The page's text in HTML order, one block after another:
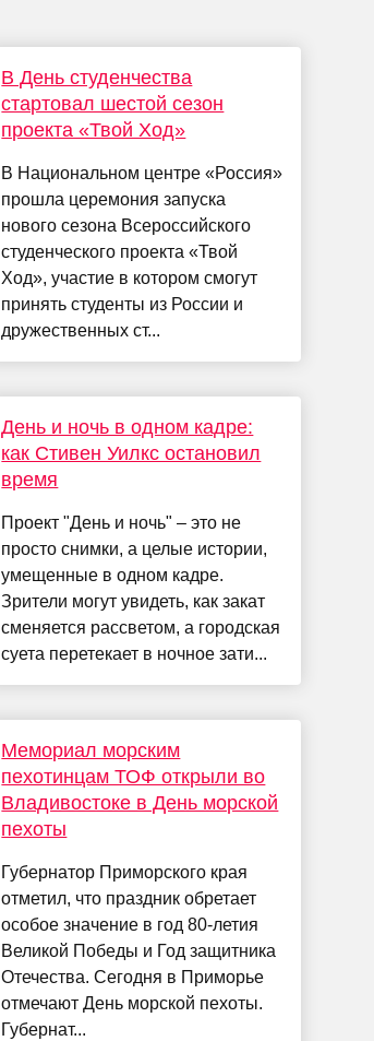
В День студенчества
стартовал шестой сезон
проекта «Твой Ход»
В Национальном центре «Россия»
прошла церемония запуска
нового сезона Всероссийского
студенческого проекта «Твой
Ход», участие в котором смогут
принять студенты из России и
дружественных ст...
День и ночь в одном кадре:
как Стивен Уилкс остановил
время
Проект "День и ночь" – это не
просто снимки, а целые истории,
умещенные в одном кадре.
Зрители могут увидеть, как закат
сменяется рассветом, а городская
суета перетекает в ночное зати...
Мемориал морским
пехотинцам ТОФ открыли во
Владивостоке в День морской
пехоты
Губернатор Приморского края
отметил, что праздник обретает
особое значение в год 80-летия
Великой Победы и Год защитника
Отечества. Сегодня в Приморье
отмечают День морской пехоты.
Губернат...